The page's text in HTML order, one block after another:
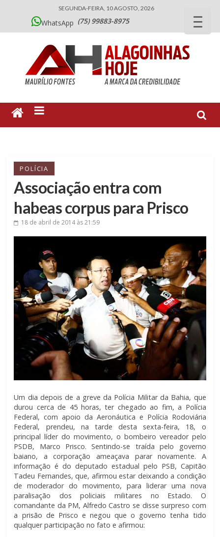
SEGUNDA-FEIRA, 10 AGOSTO, 2026
WhatsApp (75) 99883-8975
POLÍCIA
Associação entra com
habeas corpus para Prisco
18 de abril de 2014às 21:59
Um dia depois de a greve da Polícia Militar da Bahia, que
durou cerca de 45 horas, ter chegado ao fim, a Polícia
Federal, com apoio da Aeronáutica e Polícia Rodoviária
Federal, prendeu, na tarde desta sexta-feira, 18, o
principal líder do movimento, o bombeiro vereador pelo
PSDB, Marco Prisco. Sentindo-se traída pelo governo
baiano, a corporação ameaçava parar novamente. A
informação é do deputado estadual pelo PSB, Capitão
Tadeu Fernandes, que, afirmou estar deixando a condição
de moderador do movimento, para liderar uma nova
paralisação dos policiais militares no Estado. O
comandante da PM, Alfredo Castro se disse surpreso com
a prisão de Prisco e negou que o governo tenha tido
qualquer participação no fato e afirmou: